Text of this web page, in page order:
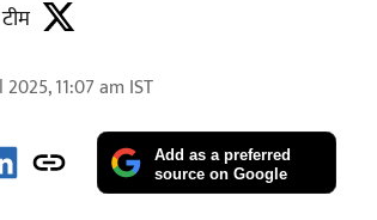
11:07 am IST
Add as a preferred
source on Google